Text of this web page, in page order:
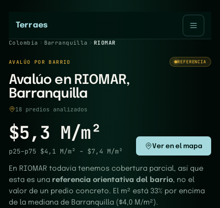
Terraes
Colombia Barranquilla RIOMAR
AVALÚO POR BARRIO REFERENCIA
Avalúo en RIOMAR,
Barranquilla
18 predios analizados
$5,3 M/m²
p25–p75 $4,1 M/m² – $7,4 M/m²
Ver en el mapa
En RIOMAR todavía tenemos cobertura parcial, así que
esta es una referencia orientativa del barrio, no el
valor de un predio concreto. El m² está 33% por encima
de la mediana de Barranquilla ($4,0 M/m²).